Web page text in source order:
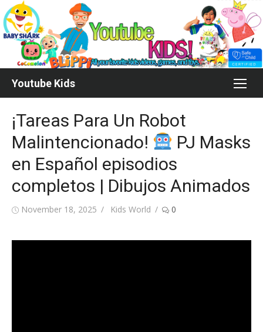
Skip
to
content
Youtube Kids
¡Tareas Para Un Robot
Malintencionado!
PJ Masks
en Español episodios
completos | Dibujos Animados
Posted
November 18, 2025 Author
Kids World 0